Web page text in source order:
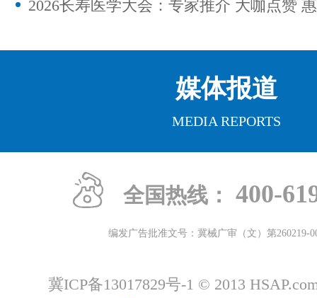
媒体报道
MEDIA REPORTS
全国热线： 400-
编发广告批准文号：冀械广审（文）第260219-
冀ICP备13017829号-1 © 2013